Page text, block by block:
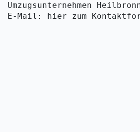
Umzugsunternehmen
E-Mail: hier zum